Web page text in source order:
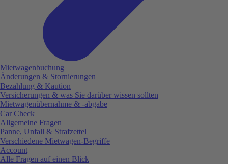
Mietwagenbuchung
Änderungen & Stornierungen
Bezahlung & Kaution
Versicherungen & was Sie darüber wissen sollten
Mietwagenübernahme & -abgabe
Car Check
Allgemeine Fragen
Panne, Unfall & Strafzettel
Verschiedene Mietwagen-Begriffe
Account
Alle Fragen auf einen Blick